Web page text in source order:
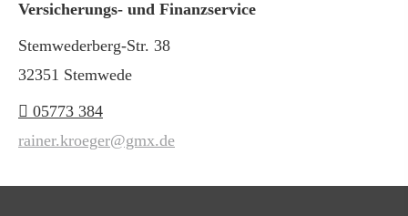
Versicherungs- und Finanzservice
Stemwederberg-Str. 38
32351 Stemwede
05773 384
rainer.kroeger@gmx.de